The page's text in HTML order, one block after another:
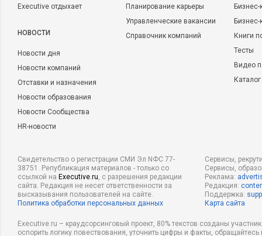
Executive отдыхает
НОВОСТИ
Новости дня
Новости компаний
Отставки и назначения
Новости образования
Новости Сообщества
HR-новости
Планирование карьеры
Управленческие вакансии
Справочник компаний
Бизнес-
Книги
Тесты
Видео
Свидетельство о регистрации СМИ Эл NФС 77-
38751. Републикация материалов - только со
ссылкой на Executive.ru, с разрешения редакции
сайта. Редакция не несет ответственности за
высказывания пользователей на сайте.
Политика обработки персональных данных
Сервисы,
Сервисы,
Реклама:
Редакция:
Поддержка:
Карта сайта
Executive.ru – краудсорсинговый проект, 80% текстов созданы
оспорить логику повествования, уточнить цифры и факты,